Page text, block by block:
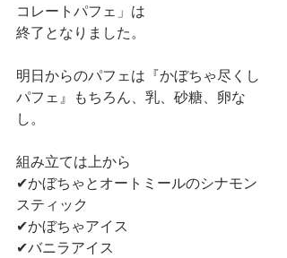
コレートパフェ」は
終了となりました。
明日からのパフェは『かぼちゃ尽くし
パフェ』もちろん、乳、砂糖、卵な
し。
組み立ては上から
✔かぼちゃとオートミールのシナモン
スティック
✔かぼちゃアイス
✔バニラアイス